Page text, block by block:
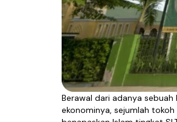
Berawal dari adanya
ekonominya, sejumlah